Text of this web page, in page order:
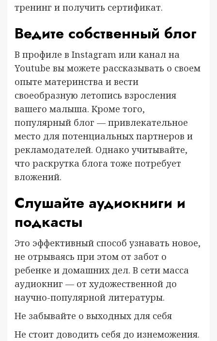
тренинг и получить сертификат.
Ведите собственный блог
В профиле в Instagram или канал на
Youtube вы можете рассказывать о своем
опыте материнства и вести
своеобразную летопись взросления
вашего малыша. Кроме того,
популярный блог — привлекательное
место для потенциальных партнеров и
рекламодателей. Однако учитывайте,
что раскрутка блога тоже потребует
вложений.
Слушайте аудиокниги и
подкасты
Это эффективный способ узнавать новое,
не отрываясь при этом от забот о
ребенке и домашних дел. В сети масса
аудиокниг — от художественной до
научно-популярной литературы.
Не забывайте о выходных для себя
Не стоит доводить себя до изнеможения.